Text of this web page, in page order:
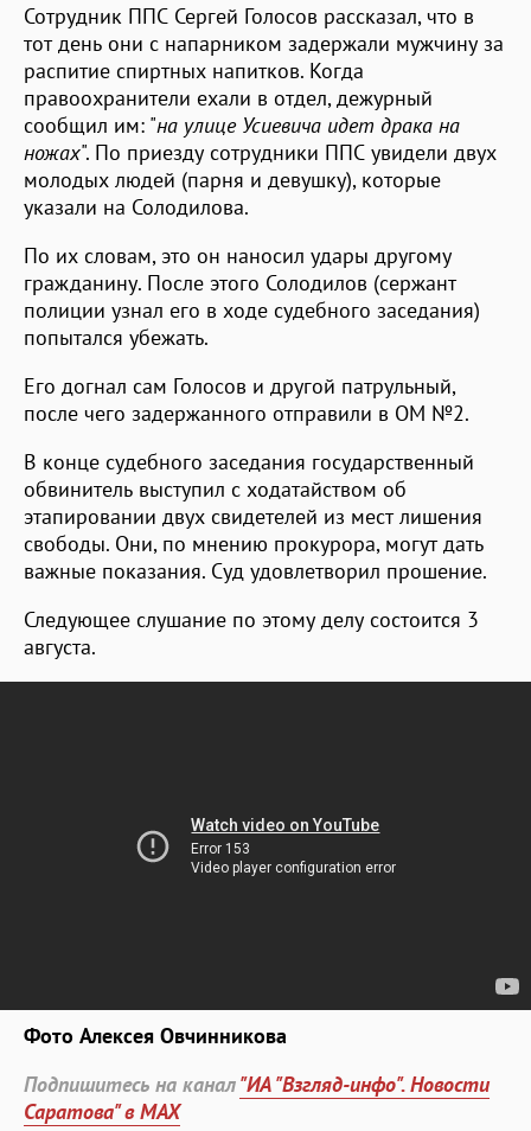
Сотрудник ППС Сергей Голосов рассказал, что в
тот день они с напарником задержали мужчину за
распитие спиртных напитков. Когда
правоохранители ехали в отдел, дежурный
сообщил им: "на улице Усиевича идет драка на
ножах". По приезду сотрудники ППС увидели двух
молодых людей (парня и девушку), которые
указали на Солодилова.
По их словам, это он наносил удары другому
гражданину. После этого Солодилов (сержант
полиции узнал его в ходе судебного заседания)
попытался убежать.
Его догнал сам Голосов и другой патрульный,
после чего задержанного отправили в ОМ №2.
В конце судебного заседания государственный
обвинитель выступил с ходатайством об
этапировании двух свидетелей из мест лишения
свободы. Они, по мнению прокурора, могут дать
важные показания. Суд удовлетворил прошение.
Следующее слушание по этому делу состоится 3
августа.
Фото Алексея Овчинникова
Подпишитесь на канал"ИА "Взгляд-инфо". Новости
Саратова" в MAX